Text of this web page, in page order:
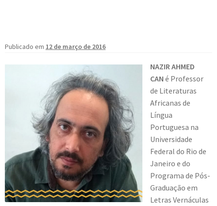
Publicado em 12 de março de 2016
NAZIR AHMED
CAN é Professor
de Literaturas
Africanas de
Língua
Portuguesa na
Universidade
Federal do Rio de
Janeiro e do
Programa de Pós-
Graduação em
Letras Vernáculas